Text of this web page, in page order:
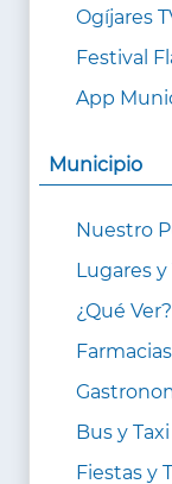
Ogíjares
Festival
App
Municipio
Nuestro
Lugares
¿Qué Ver?
Bus y Taxi
Fiestas y